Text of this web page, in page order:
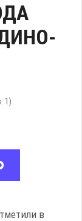
1 )
в